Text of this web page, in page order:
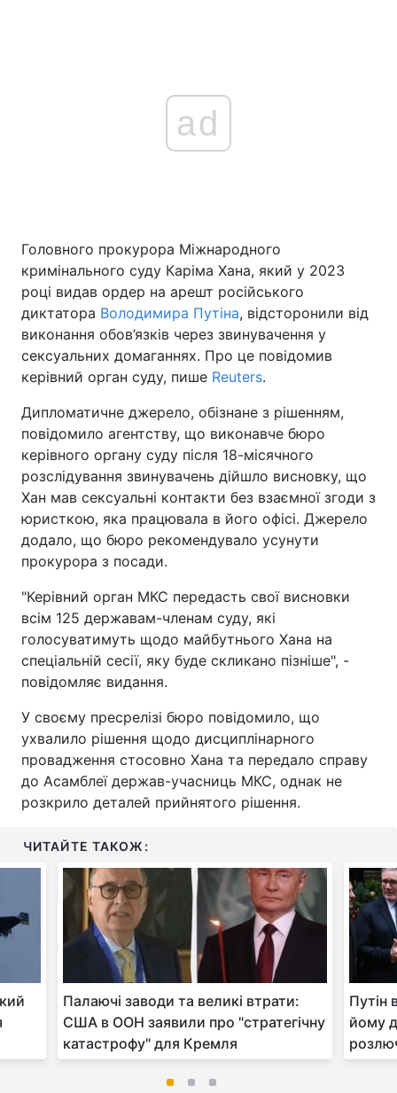
ad
Головного прокурора Міжнародного
кримінального суду Каріма Хана, який у 2023
році видав ордер на арешт російського
диктатора Володимира Путіна, відсторонили від
виконання обов’язків через звинувачення у
сексуальних домаганнях. Про це повідомив
керівний орган суду, пише Reuters.
Дипломатичне джерело, обізнане з рішенням,
повідомило агентству, що виконавче бюро
керівного органу суду після 18-місячного
розслідування звинувачень дійшло висновку, що
Хан мав сексуальні контакти без взаємної згоди з
юристкою, яка працювала в його офісі. Джерело
додало, що бюро рекомендувало усунути
прокурора з посади.
"Керівний орган МКС передасть свої висновки
всім 125 державам-членам суду, які
голосуватимуть щодо майбутнього Хана на
спеціальній сесії, яку буде скликано пізніше", -
повідомляє видання.
У своєму пресрелізі бюро повідомило, що
ухвалило рішення щодо дисциплінарного
провадження стосовно Хана та передало справу
до Асамблеї держав-учасниць МКС, однак не
розкрило деталей прийнятого рішення.
ЧИТАЙТЕ ТАКОЖ:
Палаючі заводи та великі втрати:
США в ООН заявили про "стратегічну
катастрофу" для Кремля
Путін
йому